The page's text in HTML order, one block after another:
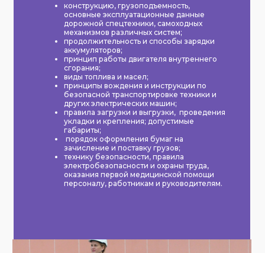
конструкцию, грузоподъемность,
основные эксплуатационные данные
дорожной спецтехники, самоходных
механизмов различных систем;
продолжительность и способы зарядки
аккумуляторов;
принцип работы двигателя внутреннего
сгорания;
виды топлива и масел;
принципы вождения и инструкции по
безопасной транспортировке техники и
других электрических машин;
правила загрузки и выгрузки, проведения
укладки и крепления; допустимые
габариты;
порядок оформления бумаг на
зачисление и поставку грузов;
технику безопасности, правила
электробезопасности и охраны труда,
оказания первой медицинской помощи
персоналу, работникам и руководителям.